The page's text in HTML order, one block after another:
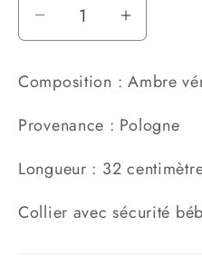
Réduire
la
quantité
de
Collier
référence
la
quantité
Collier
Composition : Ambre
Provenance : Pologne
Longueur : 32
Collier avec sécurité